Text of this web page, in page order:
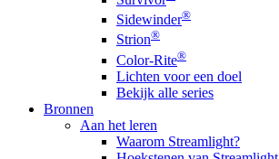
Sidewinder®
Strion®
Color-Rite®
Lichten voor een doel
Bekijk alle series
Bronnen
Aan het leren
Waarom Streamlight?